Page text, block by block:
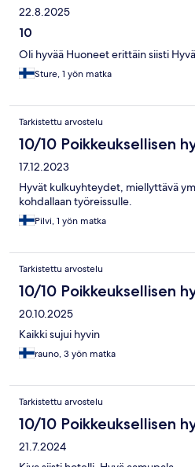
22.8.2025
10
Oli hyvää Huoneet erittäin siisti
Sture, 1 yön matka
Tarkistettu arvostelu
10/10 Poikkeuksellisen
17.12.2023
Hyvät kulkuyhteydet, miellyttävä
kohdallaan työreissulle.
Pilvi, 1 yön matka
Tarkistettu arvostelu
10/10 Poikkeuksellisen
20.10.2025
Kaikki sujui hyvin
rauno, 3 yön matka
Tarkistettu arvostelu
10/10 Poikkeuksellisen
21.7.2024